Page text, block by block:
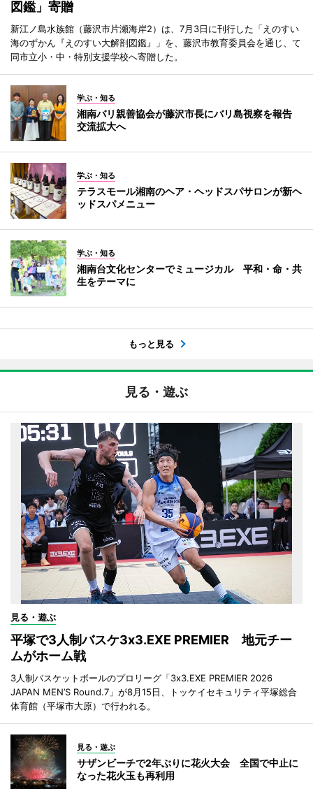
図鑑」寄贈
新江ノ島水族館（藤沢市片瀬海岸2）は、7月3日に刊行した「えのすい
海のずかん『えのすい大解剖図鑑』」を、藤沢市教育委員会を通じ、て
同市立小・中・特別支援学校へ寄贈した。
学ぶ・知る
湘南バリ親善協会が藤沢市長にバリ島視察を報告
交流拡大へ
学ぶ・知る
テラスモール湘南のヘア・ヘッドスパサロンが新ヘ
ッドスパメニュー
学ぶ・知る
湘南台文化センターでミュージカル 平和・命・共
生をテーマに
もっと見る
見る・遊ぶ
見る・遊ぶ
平塚で3人制バスケ3x3.EXE PREMIER 地元チー
ムがホーム戦
3人制バスケットボールのプロリーグ「3x3.EXE PREMIER 2026
JAPAN MEN’S Round.7」が8月15日、トッケイセキュリティ平塚総合
体育館（平塚市大原）で行われる。
見る・遊ぶ
サザンビーチで2年ぶりに花火大会 全国で中止に
なった花火玉も再利用